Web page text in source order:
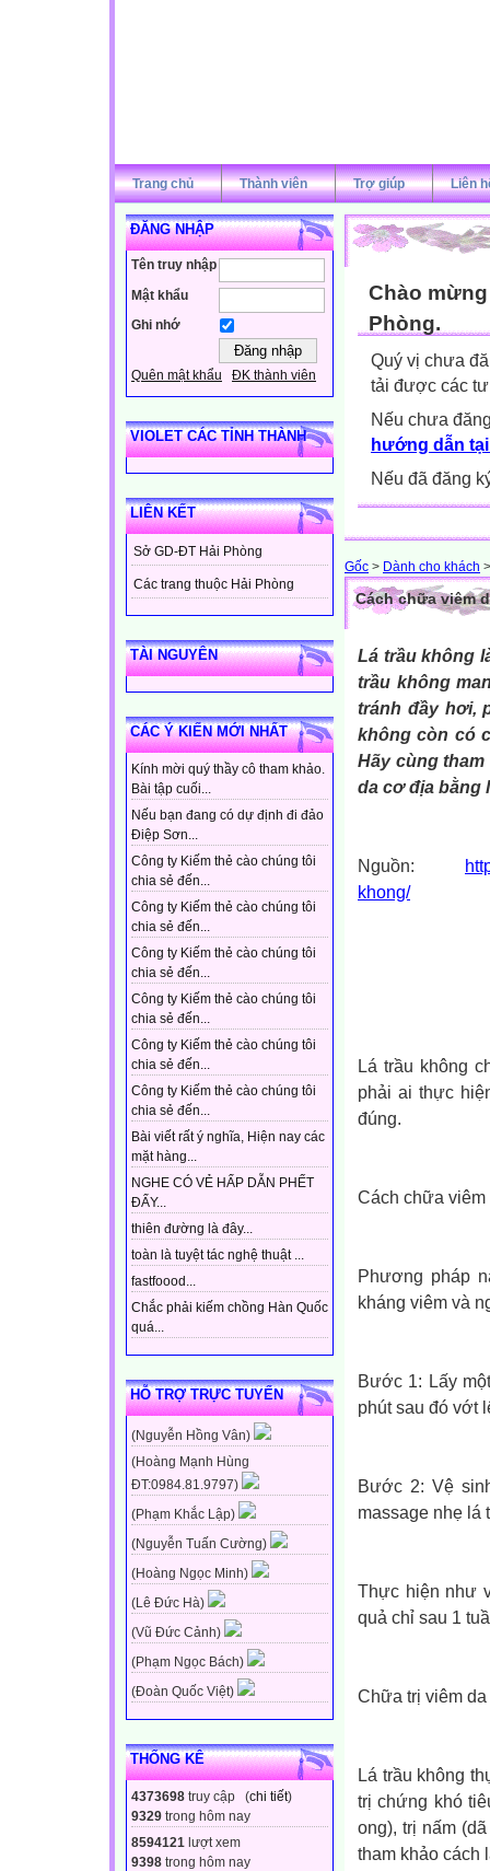
Trang chủ Thành viên Trợ giúp Liên
ĐĂNG NHẬP
Tên truy nhập
Mật khẩu
Ghi nhớ
Quên mật khẩu ĐK thành viên
VIOLET CÁC TỈNH THÀNH
LIÊN KẾT
Sở GD-ĐT Hải Phòng
Các trang thuộc Hải Phòng
TÀI NGUYÊN
CÁC Ý KIẾN MỚI NHẤT
Kính mời quý thầy cô tham khảo.
Bài tập cuối...
Nếu bạn đang có dự định đi đảo
Điệp Sơn...
Công ty Kiếm thẻ cào chúng tôi
chia sẻ đến...
Công ty Kiếm thẻ cào chúng tôi
chia sẻ đến...
Công ty Kiếm thẻ cào chúng tôi
chia sẻ đến...
Công ty Kiếm thẻ cào chúng tôi
chia sẻ đến...
Công ty Kiếm thẻ cào chúng tôi
chia sẻ đến...
Công ty Kiếm thẻ cào chúng tôi
chia sẻ đến...
Bài viết rất ý nghĩa, Hiện nay các
mặt hàng...
NGHE CÓ VẺ HẤP DẪN PHẾT
ĐẤY...
thiên đường là đây...
toàn là tuyệt tác nghệ thuật ...
fastfoood...
Chắc phải kiếm chồng Hàn Quốc
quá...
HỖ TRỢ TRỰC TUYẾN
(Nguyễn Hồng Vân)
(Hoàng Mạnh Hùng
ĐT:0984.81.9797)
(Phạm Khắc Lập)
(Nguyễn Tuấn Cường)
(Hoàng Ngọc Minh)
(Lê Đức Hà)
(Vũ Đức Cảnh)
(Phạm Ngọc Bách)
(Đoàn Quốc Việt)
THỐNG KÊ
4373698 truy cập (chi tiết)
9329 trong hôm nay
8594121 lượt xem
9398 trong hôm nay
Chào
Phòng.
Quý vị chưa
tải được các
Nếu chưa
hướng dẫn
Nếu đã đăng
Gốc > Dành cho khách >
Cách chữa viêm
Lá trầu không
trầu không
tránh đầy hơi,
không còn có
Hãy cùng
da cơ địa bằng
Nguồn:
khong/
Lá trầu không
phải ai thực
đúng.
Cách chữa
Phương pháp
kháng viêm và
Bước 1: Lấy
phút sau đó vớt
Bước 2: Vệ
massage nhẹ lá
Thực hiện như
quả chỉ sau 1
Chữa trị viêm
Lá trầu không
trị chứng khó
ong), trị nấm
tham khảo cách